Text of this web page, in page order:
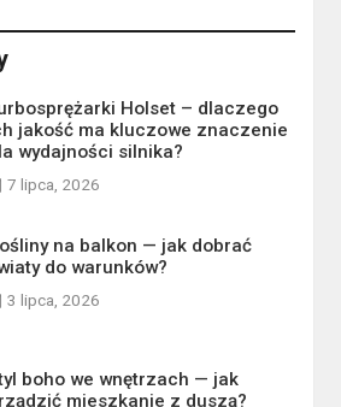
Holset – dlaczego
jakość ma kluczowe znaczenie
wydajności silnika?
7 lipca, 2026
na balkon — jak dobrać
do warunków?
3 lipca, 2026
boho we wnętrzach — jak
mieszkanie z duszą?